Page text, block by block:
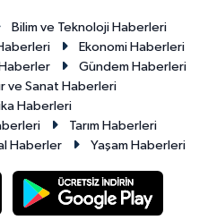
Bilim ve Teknoloji Haberleri
Ekonomi Haberleri
Gündem Haberleri
ve Sanat Haberleri
Haberleri
Tarım Haberleri
Haberler Yaşam Haberleri